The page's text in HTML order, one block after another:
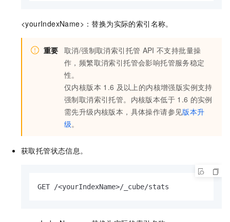
<yourIndexName>：替换为实际的索引名称。
重要 取消/强制取消索引托管 API 不支持批量操
作，频繁取消索引托管会影响托管服务稳定
性。
仅内核版本 1.6 及以上的内核增强版实例支持
强制取消索引托管。内核版本低于 1.6 的实例
需先升级内核版本，具体操作请参见版本升
级。
获取托管状态信息。
GET /<yourIndexName>/_cube/stats